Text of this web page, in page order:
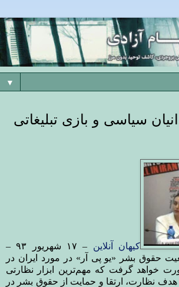
▼
سیاسی و بازی تبلیغاتی
کیهان آنلاین
– ۱۷ شهریور ۹۳ –
حقوق بشر «یو پی آر» در مورد ایران در
خواهد گرفت که مهم‌ترین ابزار نظارتی
نظارت، ارتقا و حمایت از حقوق بشر در